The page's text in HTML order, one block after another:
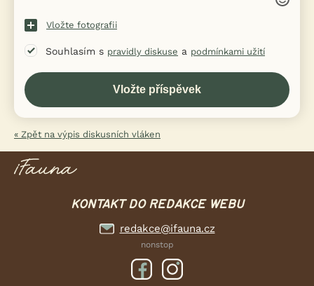
Vložte fotografii
Souhlasím s pravidly diskuse a podmínkami užití
« Zpět na výpis diskusních vláken
KONTAKT DO REDAKCE WEBU
redakce@ifauna.cz
nonstop